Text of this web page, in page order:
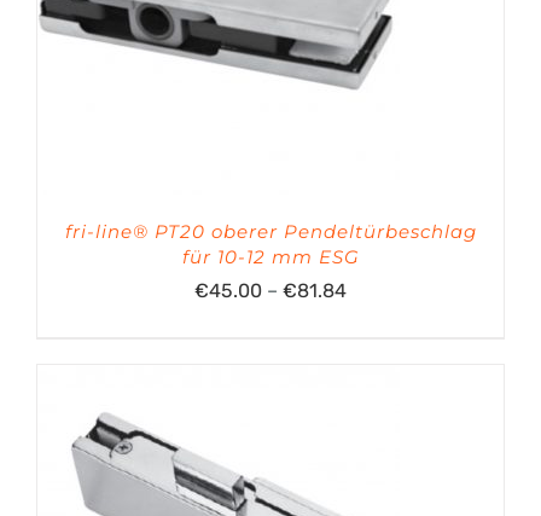
fri-line® PT20 oberer Pendeltürbeschlag
für 10-12 mm ESG
€45.00 – €81.84Preisspanne: